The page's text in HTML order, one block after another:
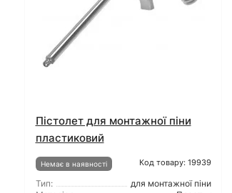
Пістолет для монтажної піни
пластиковий
Немає в наявності Код товару: 19939
Тип:
для монтажної піни